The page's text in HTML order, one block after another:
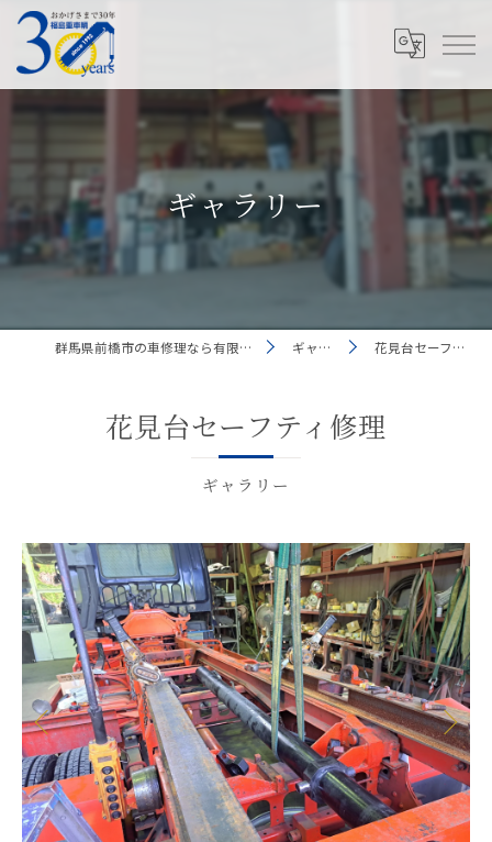
ギャラリー
群馬県前橋市の車修理なら有限会社福島重車輛 ギャラリー 花見台セーフティ修理
ギャラリー
花見台セーフティ修理